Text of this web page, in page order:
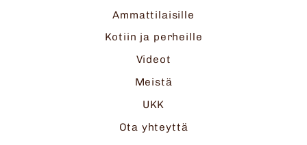
Ammattilaisille
Kotiin ja perheille
Videot
Meistä
UKK
Ota yhteyttä